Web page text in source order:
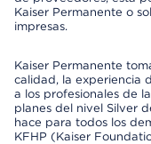
Kaiser Permanente o
impresas.
Kaiser Permanente
calidad, la experiencia
a los profesionales de
planes del nivel Silver
hace para todos los
KFHP (Kaiser